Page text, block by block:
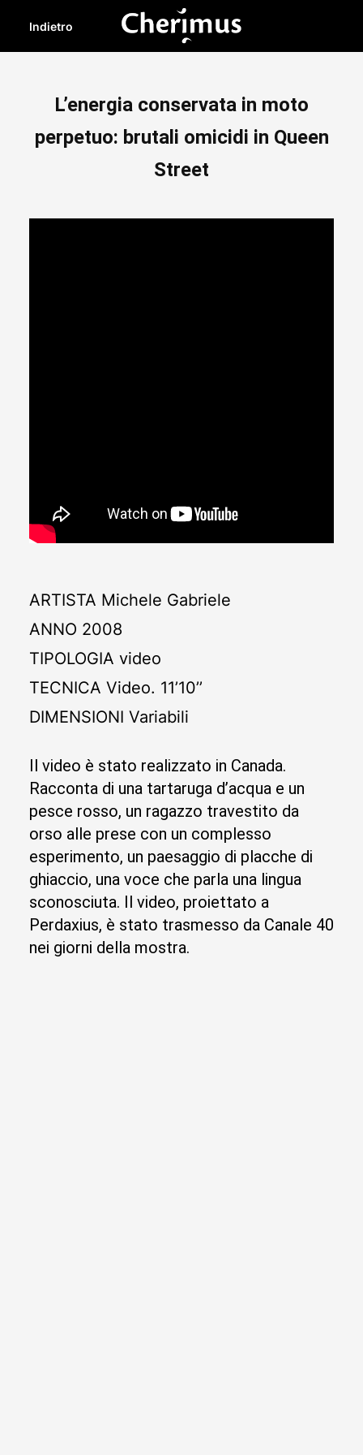
Indietro
L’energia conservata in moto
perpetuo: brutali omicidi in Queen
Street
ARTISTA Michele Gabriele
ANNO 2008
TIPOLOGIA video
TECNICA Video. 11’10’’
DIMENSIONI Variabili
Il video è stato realizzato in Canada.
Racconta di una tartaruga d’acqua e un
pesce rosso, un ragazzo travestito da
orso alle prese con un complesso
esperimento, un paesaggio di placche di
ghiaccio, una voce che parla una lingua
sconosciuta. Il video, proiettato a
Perdaxius, è stato trasmesso da Canale 40
nei giorni della mostra.